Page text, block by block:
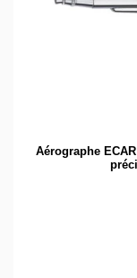
Aérographe